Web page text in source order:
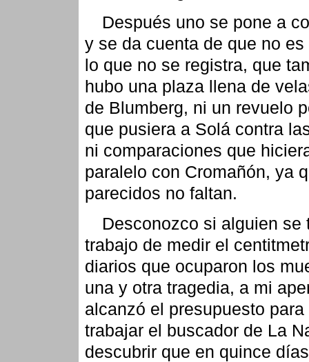
Después uno se pone a
y se da cuenta de que no
lo que no se registra, que
hubo una plaza llena de
de Blumberg, ni un revuelo
que pusiera a Solá contra
ni comparaciones que
paralelo con Cromañón, ya
parecidos no faltan.
Desconozco si alguien se
trabajo de medir el
diarios que ocuparon los
una y otra tragedia, a mi
alcanzó el presupuesto para
trabajar el buscador de La
descubrir que en quince